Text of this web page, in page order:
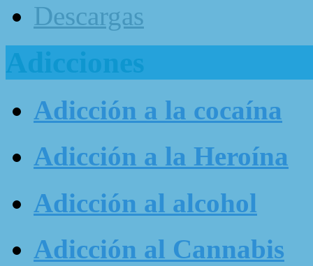
Descargas
Adicciones
Adicción a la cocaína
Adicción a la Heroína
Adicción al alcohol
Adicción al Cannabis